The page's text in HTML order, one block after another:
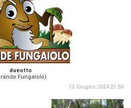
dueotto
Fungaiolo)
13 Giugno 2024 21:50